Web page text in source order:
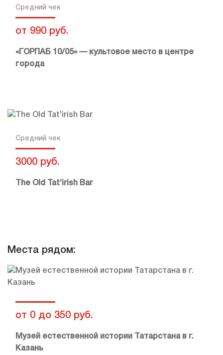
Средний чек
от 990 руб.
«ГОРПАБ 10/05» — культовое место в центре
города
Средний чек
3000 руб.
The Old Tat’irish Bar
Места рядом:
от 0 до 350 руб.
Музей естественной истории Татарстана в г.
Казань